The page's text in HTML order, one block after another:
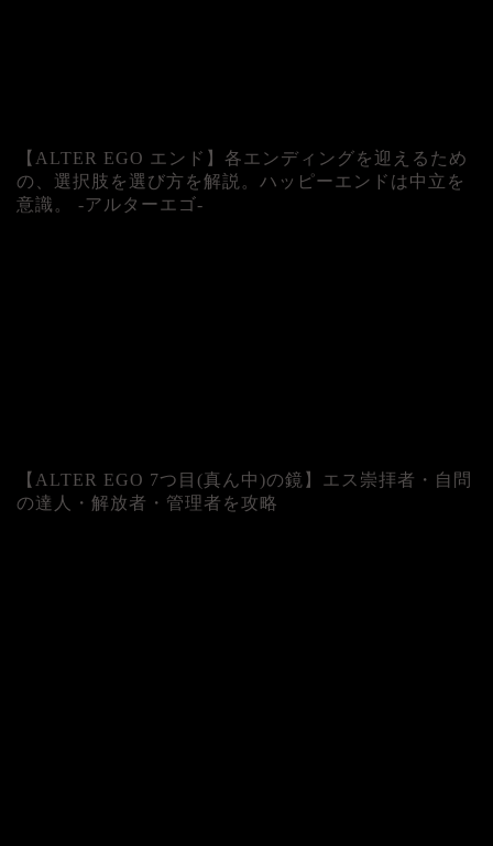
【ALTER EGO エンド】各エンディングを迎えるため
の、選択肢を選び方を解説。ハッピーエンドは中立を
意識。 -アルターエゴ-
【ALTER EGO 7つ目(真ん中)の鏡】エス崇拝者・自問
の達人・解放者・管理者を攻略